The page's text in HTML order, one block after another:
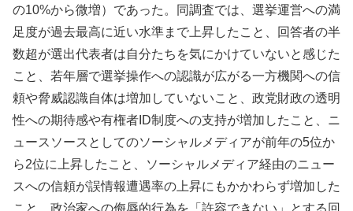
の10%から微増）であった。同調査では、選挙運営への満
足度が過去最高に近い水準まで上昇したこと、回答者の半
数超が選出代表者は自分たちを気にかけていないと感じた
こと、若年層で選挙操作への認識が広がる一方機関への信
頼や脅威認識自体は増加していないこと、政党財政の透明
性への期待感や有権者ID制度への支持が増加したこと、ニ
ュースソースとしてのソーシャルメディアが前年の5位か
ら2位に上昇したこと、ソーシャルメディア経由のニュー
スへの信頼が誤情報遭遇率の上昇にもかかわらず増加した